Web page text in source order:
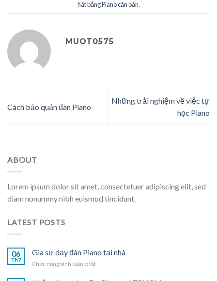
hát bằng Piano căn bản.
MUOT0575
Cách bảo quản đàn Piano
Những trải nghiệm về việc tự
học Piano
ABOUT
Lorem ipsum dolor sit amet, consectetuer adipiscing elit, sed
diam nonummy nibh euismod tincidunt.
LATEST POSTS
06
Th7
Gia sư dạy đàn Piano tại nhà
Chức năng bình luận bị tắtở